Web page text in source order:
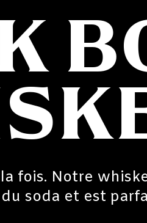
fois. Notre
soda et est